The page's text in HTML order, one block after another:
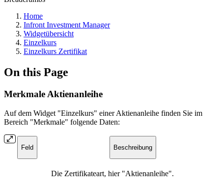
Home
Infront Investment Manager
Widgetübersicht
Einzelkurs
Einzelkurs Zertifikat
On this Page
Merkmale Aktienanleihe
Auf dem Widget "Einzelkurs" einer Aktienanleihe finden Sie im
Bereich "Merkmale" folgende Daten:
Feld Beschreibung
Die Zertifikateart, hier "Aktienanleihe".